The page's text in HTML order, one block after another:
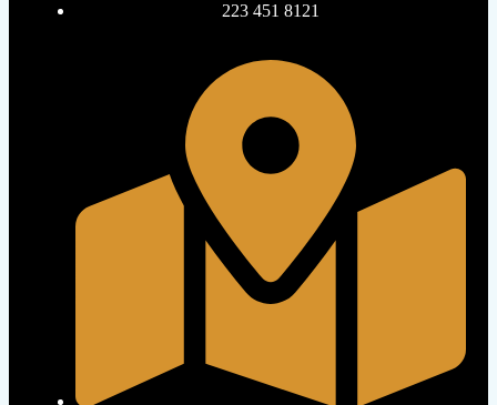
223 451 8121